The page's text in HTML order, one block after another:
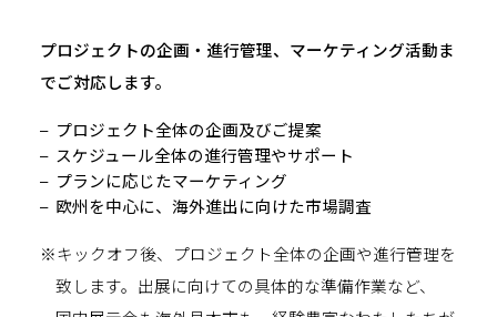
プロジェクトの企画・進行管理、マーケティング活動ま
でご対応します。
プロジェクト全体の企画及びご提案
スケジュール全体の進行管理やサポート
プランに応じたマーケティング
欧州を中心に、海外進出に向けた市場調査
※キックオフ後、プロジェクト全体の企画や進行管理を
致します。出展に向けての具体的な準備作業など、